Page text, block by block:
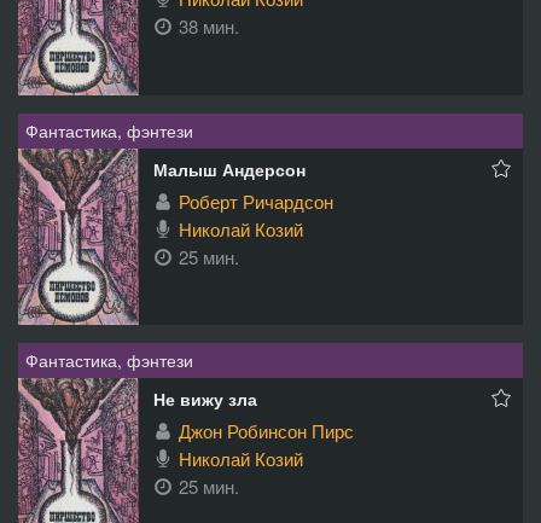
38 мин.
Фантастика, фэнтези
Малыш Андерсон
Роберт Ричардсон
Николай Козий
25 мин.
Фантастика, фэнтези
Не вижу зла
Джон Робинсон Пирс
Николай Козий
25 мин.